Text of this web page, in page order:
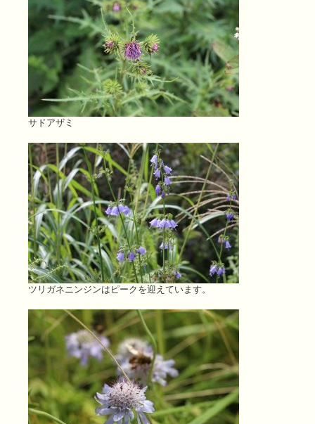
サドアザミ
ツリガネニンジンはピークを迎えています。